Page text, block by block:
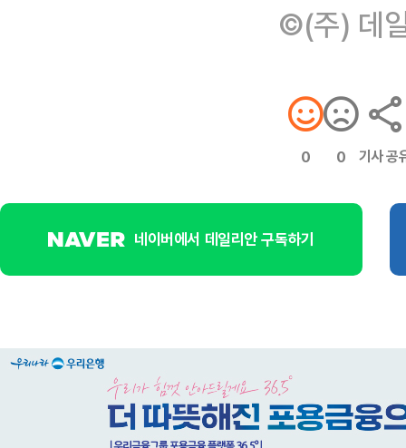
©(주) 데
0 0 기사 공
네이버에서 데일리안 구독하기